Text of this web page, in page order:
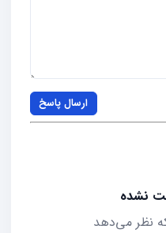
ارسال پاسخ
نشده
نظر می‌دهد